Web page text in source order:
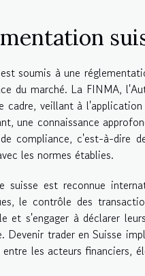
soumis à une
du marché. La FINMA,
cadre, veillant à
une connaissance
compliance, c'est-à-dire
les normes établies.
suisse est reconnue
le contrôle des
et s'engager à déclarer
trader en Suisse
les acteurs financiers,